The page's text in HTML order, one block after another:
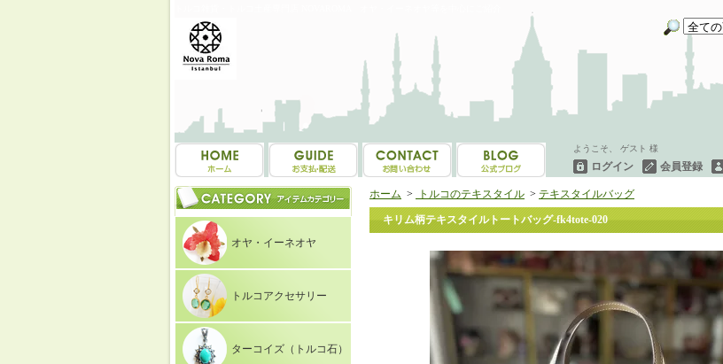
ようこそ、 ゲスト 様
ログイン 会員登録
オヤ・イーネオヤ
トルコアクセサリー
ターコイズ（トルコ石）
ホーム > トルコのテキスタイル > テキスタイルバッグ
キリム柄テキスタイルトートバッグ-fk4tote-020